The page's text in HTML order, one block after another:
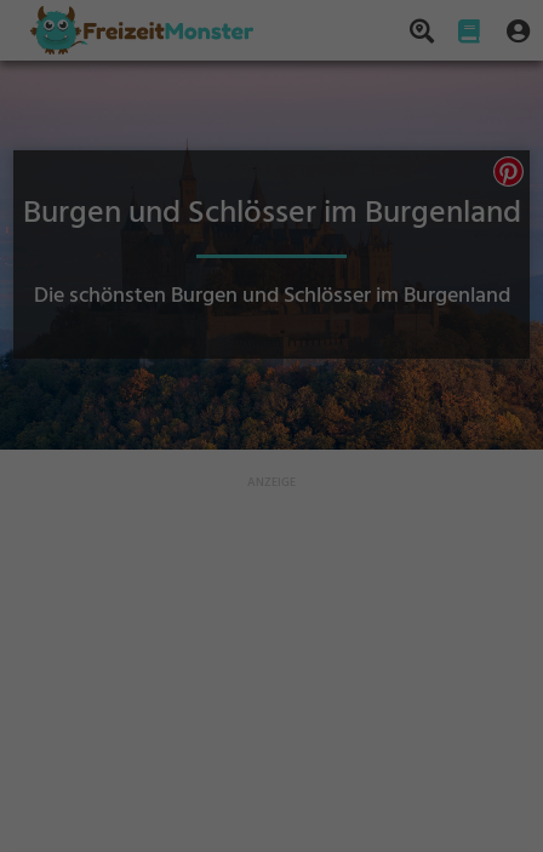
Burgen und Schlösser im Burgenland
Die schönsten Burgen und Schlösser im Burgenland